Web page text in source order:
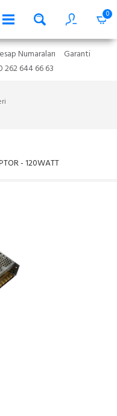
0
Numaraları
Garanti
262 644 66 63
- 120WATT